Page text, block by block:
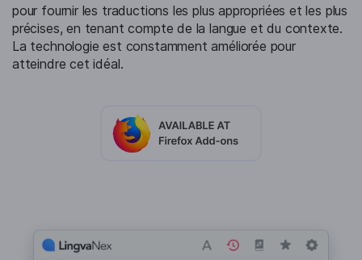
pour fournir les traductions les plus appropriées et les plus
précises, en tenant compte de la langue et du contexte.
La technologie est constamment améliorée pour
atteindre cet idéal.